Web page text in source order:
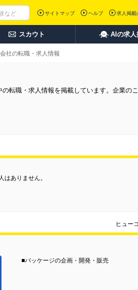
サイトマップ ヘルプ 求人掲載
スカウト AIの求人
社の転職・求人情報
転職・求人情報を掲載しています。企業の
はありません。
ヒュー
■パッケージの企画・開発・販売